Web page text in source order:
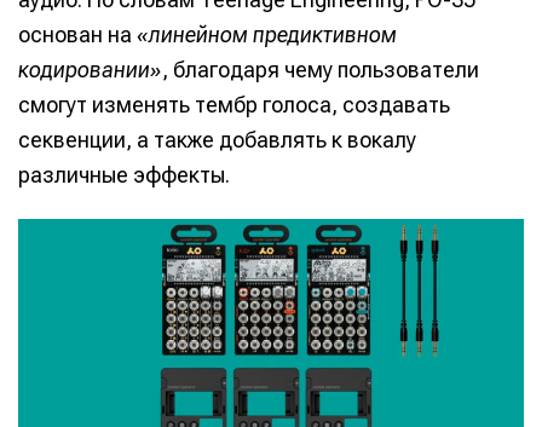
основан на «линейном предиктивном
кодировании», благодаря чему пользователи
смогут изменять тембр голоса, создавать
секвенции, а также добавлять к вокалу
различные эффекты.